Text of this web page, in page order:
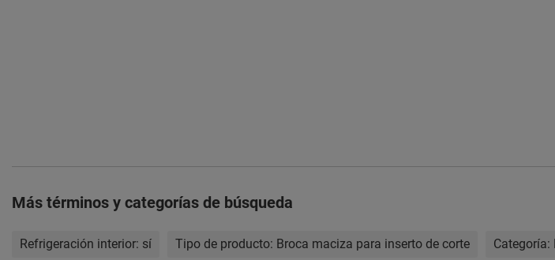
Más términos y categorías de búsqueda
Refrigeración interior: sí Tipo de producto: Broca maciza para inserto de corte Categoría: